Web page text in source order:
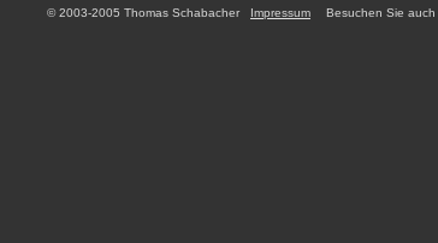
© 2003-2005 Thomas Schabacher Impressum Besuchen Sie auch